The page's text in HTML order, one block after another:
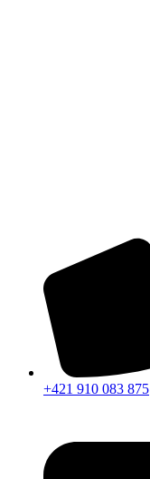
+421 910 083 875